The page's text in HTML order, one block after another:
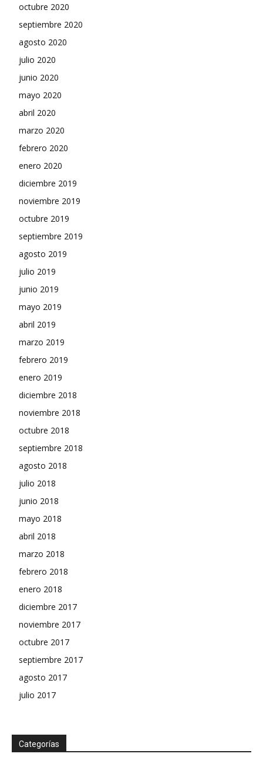
octubre 2020
septiembre 2020
agosto 2020
julio 2020
junio 2020
mayo 2020
abril 2020
marzo 2020
febrero 2020
enero 2020
diciembre 2019
noviembre 2019
octubre 2019
septiembre 2019
agosto 2019
julio 2019
junio 2019
mayo 2019
abril 2019
marzo 2019
febrero 2019
enero 2019
diciembre 2018
noviembre 2018
octubre 2018
septiembre 2018
agosto 2018
julio 2018
junio 2018
mayo 2018
abril 2018
marzo 2018
febrero 2018
enero 2018
diciembre 2017
noviembre 2017
octubre 2017
septiembre 2017
agosto 2017
julio 2017
Categorías